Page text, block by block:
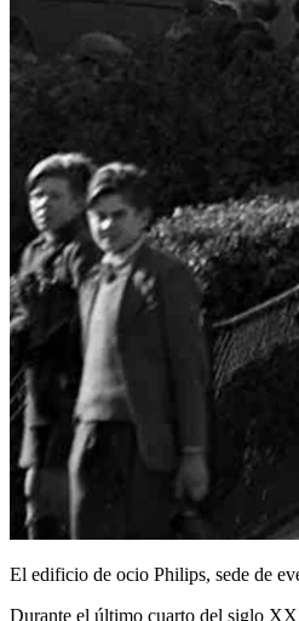
El edificio de ocio Philips, sede de
Durante el último cuarto del siglo